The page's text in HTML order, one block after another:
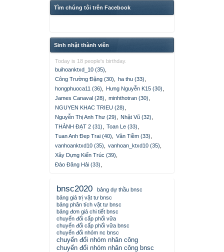
Tìm chúng tôi trên Facebook
Sinh nhật thành viên
Today is 18 people's birthday.
buihoanktxd_10 (35)
Công Trường Đặng (30)
ha thu (33)
hongphuoca11 (36)
Hưng Nguyễn K15 (30)
James Canaval (28)
minhthotran (30)
NGUYEN KHAC TRIEU (28)
Nguyễn Thị Anh Thư (29)
Nhật Vũ (32)
THÀNH ĐẠT 2 (31)
Toan Le (33)
Tuan Anh Đep Trai (40)
Văn Tiềm (33)
vanhoanktxd10 (35)
vanhoan_ktxd10 (35)
Xây Dựng Kiến Trúc (39)
Đào Đăng Hải (33)
bnsc2020
bảng dự thầu bnsc
bảng giá trị vật tư bnsc
bảng phân tích vật tư bnsc
bảng đơn giá chi tiết bnsc
chuyển đổi cấp phối vữa
chuyển đổi cấp phối vữa bnsc
chuyển đổi nhóm nc bnsc
chuyển đổi nhóm nhân công
chuyển đổi nhóm nhân công bnsc